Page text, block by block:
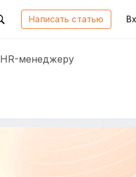
Написать статью
HR-менеджеру